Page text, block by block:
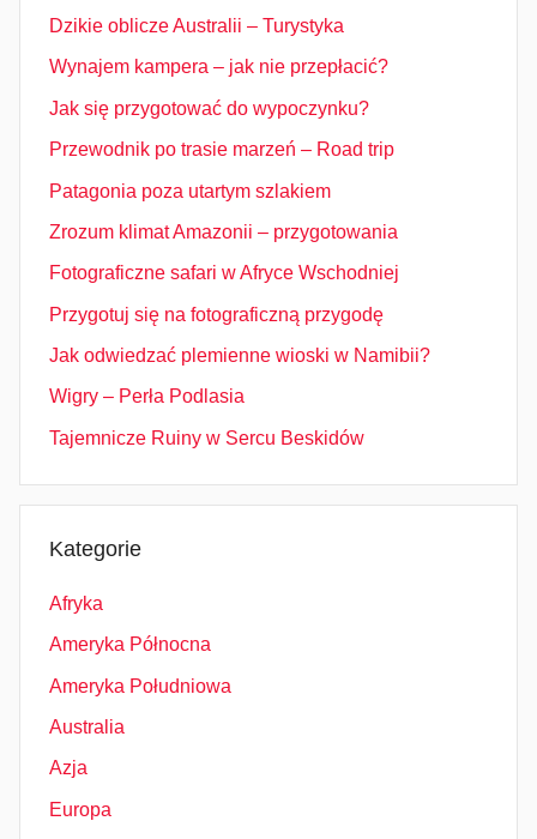
Dzikie oblicze Australii – Turystyka
Wynajem kampera – jak nie przepłacić?
Jak się przygotować do wypoczynku?
Przewodnik po trasie marzeń – Road trip
Patagonia poza utartym szlakiem
Zrozum klimat Amazonii – przygotowania
Fotograficzne safari w Afryce Wschodniej
Przygotuj się na fotograficzną przygodę
Jak odwiedzać plemienne wioski w Namibii?
Wigry – Perła Podlasia
Tajemnicze Ruiny w Sercu Beskidów
Kategorie
Afryka
Ameryka Północna
Ameryka Południowa
Australia
Azja
Europa